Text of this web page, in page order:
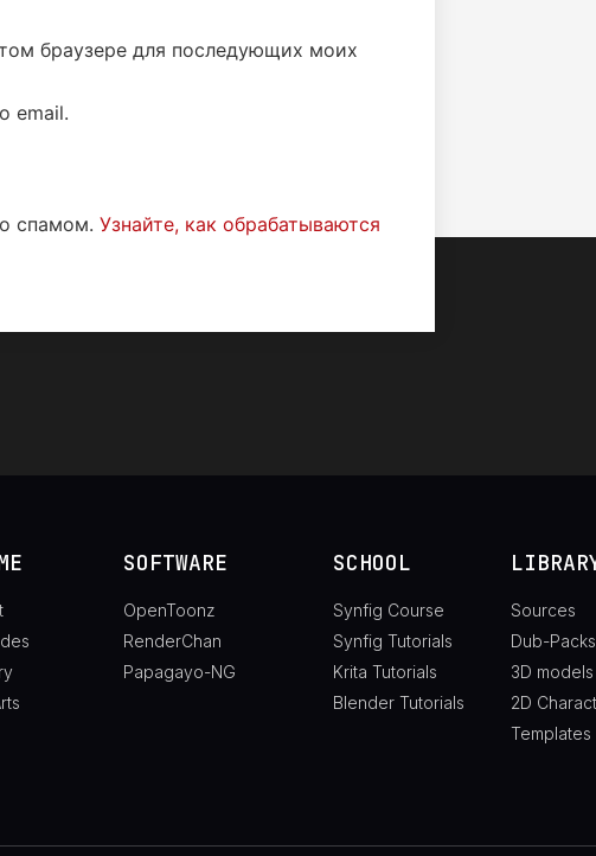
браузере для последующих моих
email.
спамом. Узнайте, как обрабатываются
SOFTWARE
OpenToonz
RenderChan
Papagayo-NG
SCHOOL
Synfig Course
Synfig Tutorials
Krita Tutorials
Blender Tutorials
Sources
Dub-Packs
3D models
2D
Templates